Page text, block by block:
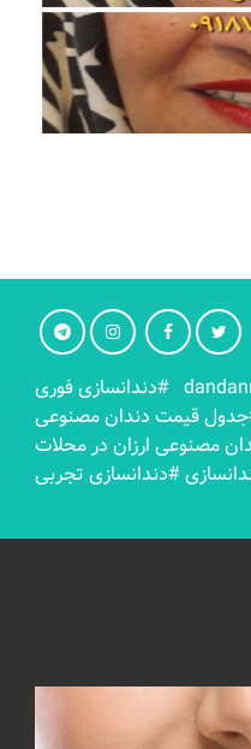
#دندانسازی فوری
قیمت دندان مصنوعی
مصنوعی ارزان در محلات
#دندانسازی تجربی